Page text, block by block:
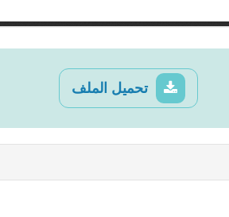
تحميل الملف